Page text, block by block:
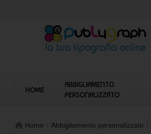
HOME
ABBIGLIAMENTO
PERSONALIZZATO
Home Abbigliamento personalizzato